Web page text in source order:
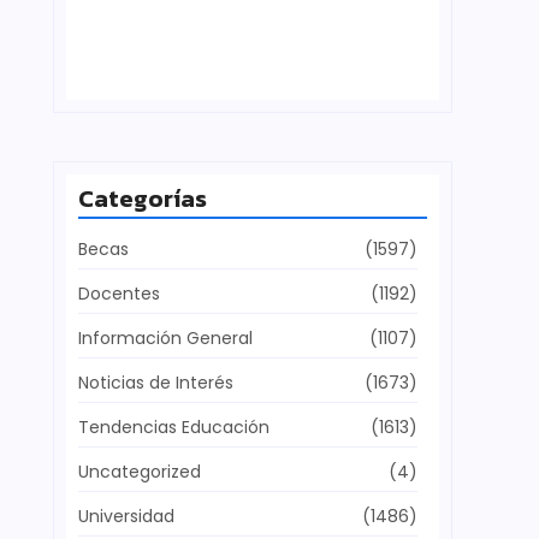
Categorías
Becas
(1597)
Docentes
(1192)
Información General
(1107)
Noticias de Interés
(1673)
Tendencias Educación
(1613)
Uncategorized
(4)
Universidad
(1486)